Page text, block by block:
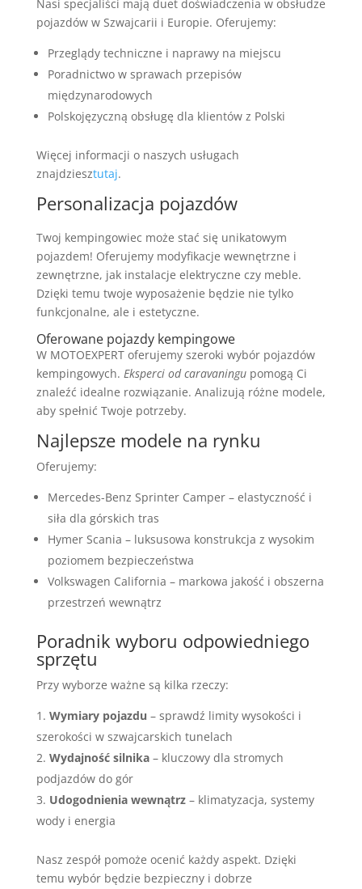
Nasi specjaliści mają duet doświadczenia w obsłudze
pojazdów w Szwajcarii i Europie. Oferujemy:
Przeglądy techniczne i naprawy na miejscu
Poradnictwo w sprawach przepisów
międzynarodowych
Polskojęzyczną obsługę dla klientów z Polski
Więcej informacji o naszych usługach
znajdziesztutaj.
Personalizacja pojazdów
Twoj kempingowiec może stać się unikatowym
pojazdem! Oferujemy modyfikacje wewnętrzne i
zewnętrzne, jak instalacje elektryczne czy meble.
Dzięki temu twoje wyposażenie będzie nie tylko
funkcjonalne, ale i estetyczne.
Oferowane pojazdy kempingowe
W MOTOEXPERT oferujemy szeroki wybór pojazdów
kempingowych. Eksperci od caravaningupomogą Ci
znaleźć idealne rozwiązanie. Analizują różne modele,
aby spełnić Twoje potrzeby.
Najlepsze modele na rynku
Oferujemy:
Mercedes-Benz Sprinter Camper – elastyczność i
siła dla górskich tras
Hymer Scania – luksusowa konstrukcja z wysokim
poziomem bezpieczeństwa
Volkswagen California – markowa jakość i obszerna
przestrzeń wewnątrz
Poradnik wyboru odpowiedniego
sprzętu
Przy wyborze ważne są kilka rzeczy:
Wymiary pojazdu – sprawdź limity wysokości i
szerokości w szwajcarskich tunelach
Wydajność silnika– kluczowy dla stromych
podjazdów do gór
Udogodnienia wewnątrz– klimatyzacja, systemy
wody i energia
Nasz zespół pomoże ocenić każdy aspekt. Dzięki
temu wybór będzie bezpieczny i dobrze